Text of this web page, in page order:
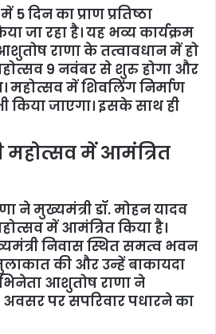
दिन का प्राण प्रतिष्ठा
जा रहा है। यह भव्य कार्यक्रम
राणा के तत्वावधान में हो
महोत्सव 9 नवंबर से शुरु होगा और
महोत्सव में शिवलिंग निर्माण
किया जाएगा। इसके साथ ही
महोत्सव में आमंत्रित
ने मुख्यमंत्री डॉ. मोहन यादव
में आमंत्रित किया है।
निवास स्थित समत्व भवन
की और उन्हें बाकायदा
आशुतोष राणा ने
पर सपरिवार पधारने का